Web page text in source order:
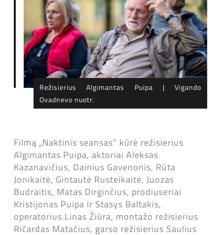
Režisierius Algimantas Puipa | Vigando
Ovadnevo nuotr.
Filmą „Naktinis seansas“ kūrė režisierius
Algimantas Puipa, aktoriai Aleksas
Kazanavičius, Dainius Gavenonis, Rūta
Jonikaitė, Gintautė Rusteikaitė, Juozas
Budraitis, Matas Dirginčius, prodiuseriai
Kristijonas Puipa ir Stasys Baltakis,
operatorius Linas Žiūra, montažo režisierius
Ričardas Matačius, garso režisierius Saulius